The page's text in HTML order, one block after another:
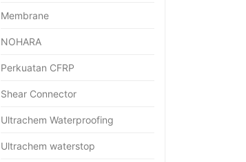
Membrane
NOHARA
Perkuatan CFRP
Shear Connector
Ultrachem Waterproofing
Ultrachem waterstop